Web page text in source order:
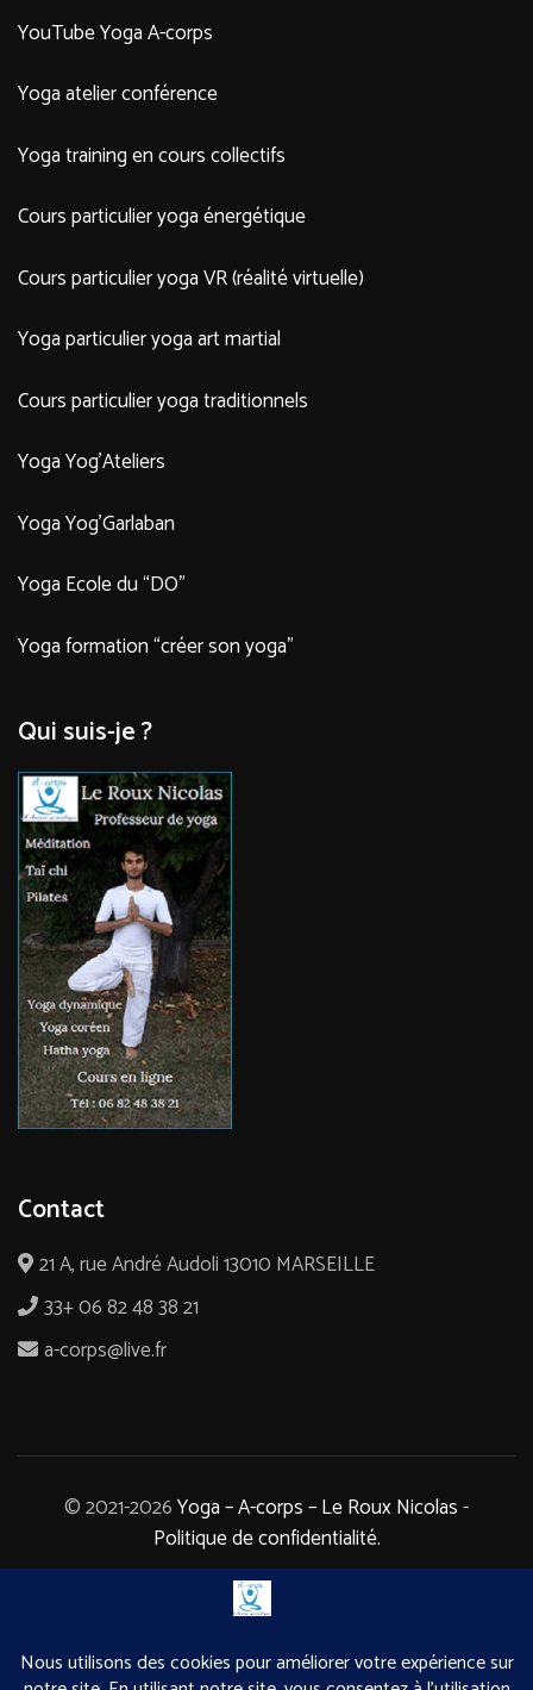
YouTube Yoga A-corps
Yoga atelier conférence
Yoga training en cours collectifs
Cours particulier yoga énergétique
Cours particulier yoga VR (réalité virtuelle)
Yoga particulier yoga art martial
Cours particulier yoga traditionnels
Yoga Yog’Ateliers
Yoga Yog’Garlaban
Yoga Ecole du “DO”
Yoga formation “créer son yoga”
Qui suis-je ?
Contact
21 A, rue André Audoli 13010 MARSEILLE
33+ 06 82 48 38 21
a-corps@live.fr
© 2021-2026Yoga – A-corps – Le Roux Nicolas-
Politique de confidentialité